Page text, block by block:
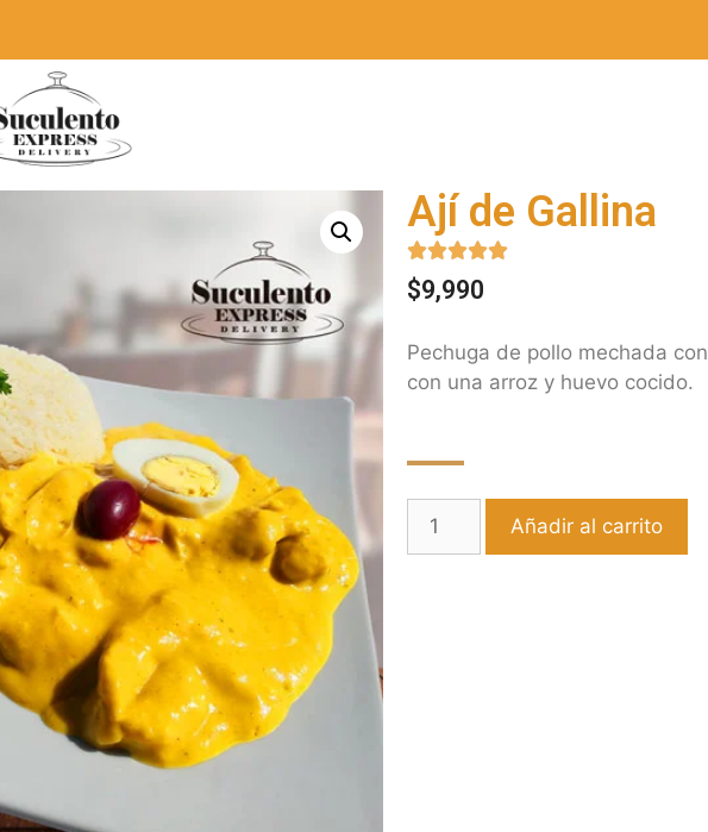
Ají de Gallina

$9,990
Pechuga de pollo mechada
con una arroz y huevo cocido.
Añadir al carrito